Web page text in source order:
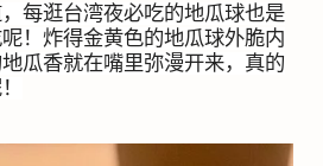
每逛台湾夜必吃的地瓜球也是
！炸得金黄色的地瓜球外脆内
瓜香就在嘴里弥漫开来，真的